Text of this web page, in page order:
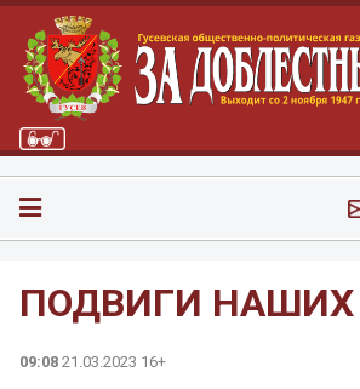
ПОДВИГИ НАШИХ
09:08 21.03.2023 16+